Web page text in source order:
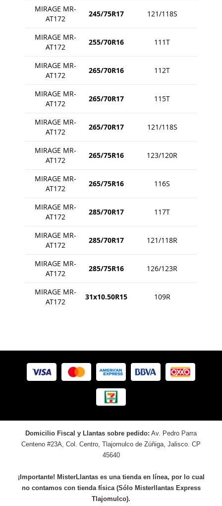
MIRAGE MR-
AT172
245/75R17 121/118S
MIRAGE MR-
AT172
255/70R16 111T
MIRAGE MR-
AT172
265/70R16 112T
MIRAGE MR-
AT172
265/70R17 115T
MIRAGE MR-
AT172
265/70R17 121/118S
MIRAGE MR-
AT172
265/75R16 123/120R
MIRAGE MR-
AT172
265/75R16 116S
MIRAGE MR-
AT172
285/70R17 117T
MIRAGE MR-
AT172
285/70R17 121/118R
MIRAGE MR-
AT172
285/75R16 126/123R
MIRAGE MR-
AT172
31x10.50R15 109R
Domicilio Fiscal y Llantas sobre pedido: Av. Pedro Parra
Centeno #23A, Col. Centro, Tlajomulco de Zúñiga, Jalisco. CP
45640
¡Importante! MisterLlantas es una tienda en línea, por lo cual
no contamos con tienda física (Sólo Misterllantas Express
Tlajomulco).